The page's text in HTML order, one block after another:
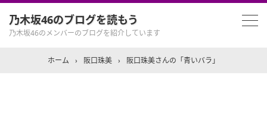
乃木坂46のブログを読もう
乃木坂46のメンバーのブログを紹介しています
ホーム › 阪口珠美 › 阪口珠美さんの「青いバラ」